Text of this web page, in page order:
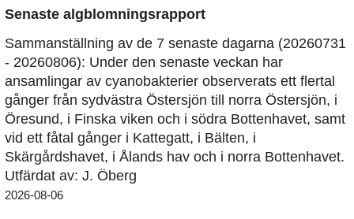
Senaste algblomningsrapport
Sammanställning av de 7 senaste dagarna (20260731
- 20260806): Under den senaste veckan har
ansamlingar av cyanobakterier observerats ett flertal
gånger från sydvästra Östersjön till norra Östersjön, i
Öresund, i Finska viken och i södra Bottenhavet, samt
vid ett fåtal gånger i Kattegatt, i Bälten, i
Skärgårdshavet, i Ålands hav och i norra Bottenhavet.
Utfärdat av: J. Öberg
2026-08-06